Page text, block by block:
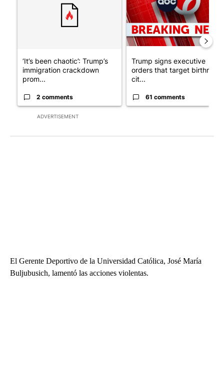
ADVERTISEMENT
‘It’s been chaotic’: Trump’s
immigration crackdown
prom...
2 comments
Trump signs executive
orders that target birthright
cit...
61 comments
El Gerente Deportivo de la Universidad Católica, José María
Buljubusich, lamentó las acciones violentas.